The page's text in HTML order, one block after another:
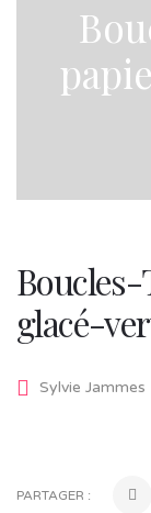
glacé-
Sylvie Jammes
PARTAGER :